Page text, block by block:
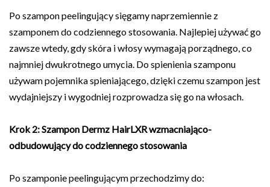
Po szampon peelingujący sięgamy naprzemiennie z
szamponem do codziennego stosowania. Najlepiej używać go
zawsze wtedy, gdy skóra i włosy wymagają porządnego, co
najmniej dwukrotnego umycia. Do spienienia szamponu
używam pojemnika spieniającego, dzięki czemu szampon jest
wydajniejszy i wygodniej rozprowadza się go na włosach.
Krok 2: Szampon Dermz HairLXRwzmacniająco-
odbudowujący do codziennego stosowania
Po szamponie peelingującym przechodzimy do: